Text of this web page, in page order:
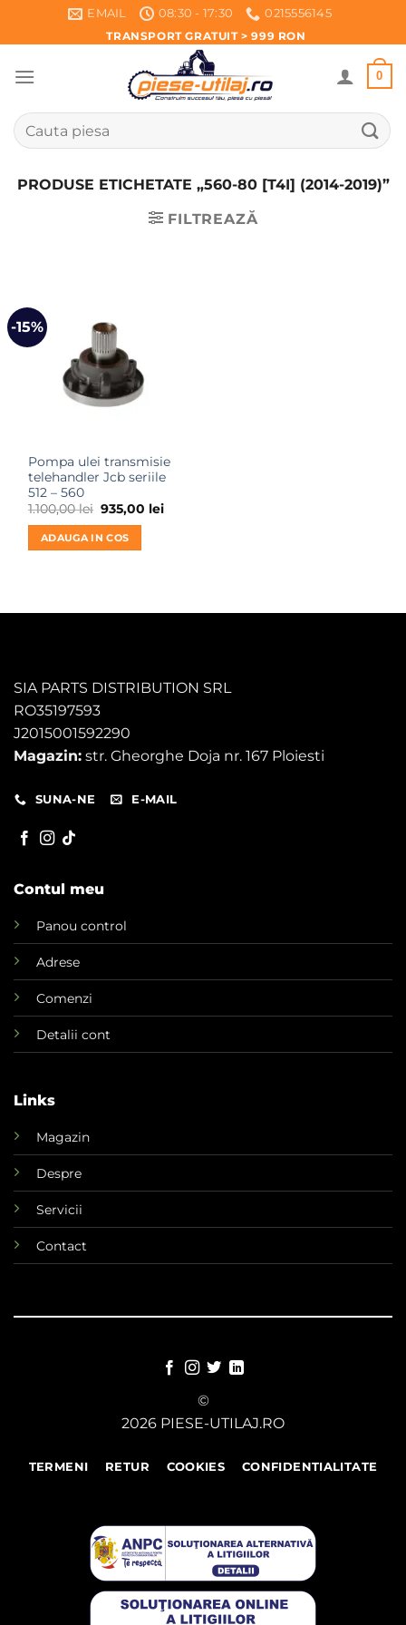
EMAIL 08:30 - 17:30
0215556145
TRANSPORT GRATUIT > 999 RON
0
Caută
după:
PRODUSE ETICHETATE „560-80 [T4I] (2014-2019)”
FILTREAZĂ
-15%
Pompa ulei transmisie
telehandler Jcb seriile
512 – 560
1.100,00lei Prețul
inițial
a
fost:
1.100,00 lei.
935,00 leiPrețul
ADAUGA IN COS
SIA PARTS DISTRIBUTION SRL
RO35197593
J2015001592290
Magazin: str. Gheorghe Doja nr. 167 Ploiesti
SUNA-NE E-MAIL
Contul meu
Panou control
Adrese
Comenzi
Detalii cont
Links
Magazin
Despre
Servicii
Contact
©
2026 PIESE-UTILAJ.RO
TERMENI RETUR COOKIES CONFIDENTIALITATE